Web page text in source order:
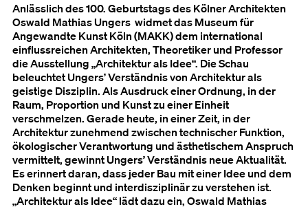
Anlässlich des 100. Geburtstags des Kölner Architekten
Oswald Mathias Ungers widmet das Museum für
Angewandte Kunst Köln (MAKK) dem international
einflussreichen Architekten, Theoretiker und Professor
die Ausstellung „Architektur als Idee“. Die Schau
beleuchtet Ungers’ Verständnis von Architektur als
geistige Disziplin. Als Ausdruck einer Ordnung, in der
Raum, Proportion und Kunst zu einer Einheit
verschmelzen. Gerade heute, in einer Zeit, in der
Architektur zunehmend zwischen technischer Funktion,
ökologischer Verantwortung und ästhetischem Anspruch
vermittelt, gewinnt Ungers’ Verständnis neue Aktualität.
Es erinnert daran, dass jeder Bau mit einer Idee und dem
Denken beginnt und interdisziplinär zu verstehen ist.
„Architektur als Idee“ lädt dazu ein, Oswald Mathias